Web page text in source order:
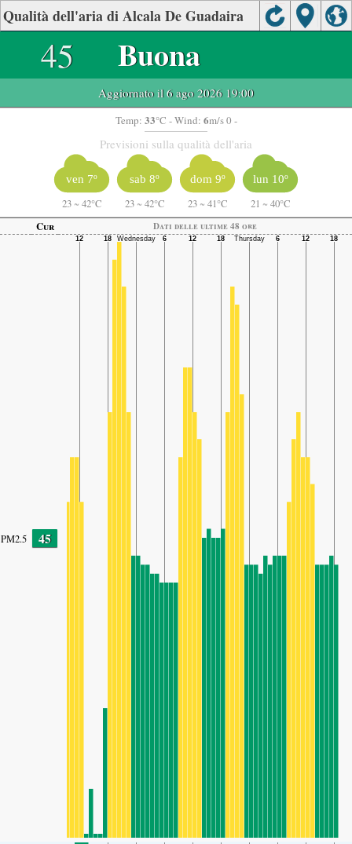
Qualità dell'aria di Alcala De Guadaira
45 Buona
Aggiornato il 6 ago 2026 19:00
Temp: 33°C - Wind: 6m/s 0 -
Previsioni sulla qualità dell'aria
ven 7º
23 ~ 42°C
sab 8º
23 ~ 42°C
dom 9º
23 ~ 41°C
lun 10º
21 ~ 40°C
Cur
Dati delle ultime 48 ore
PM2.5 45